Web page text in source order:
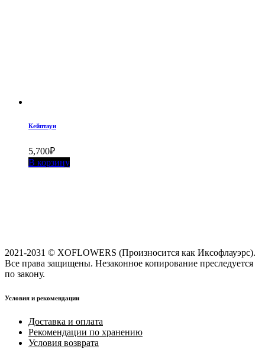
Кейптаун
5,700₽
В корзину
2021-2031 © XOFLOWERS (Произносится как Иксофлауэрс).
Все права защищены. Незаконное копирование преследуется
по закону.
Условия и рекомендации
Доставка и оплата
Рекомендации по хранению
Условия возврата